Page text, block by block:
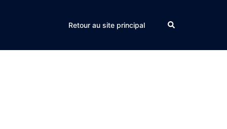
Retour au site principal Search